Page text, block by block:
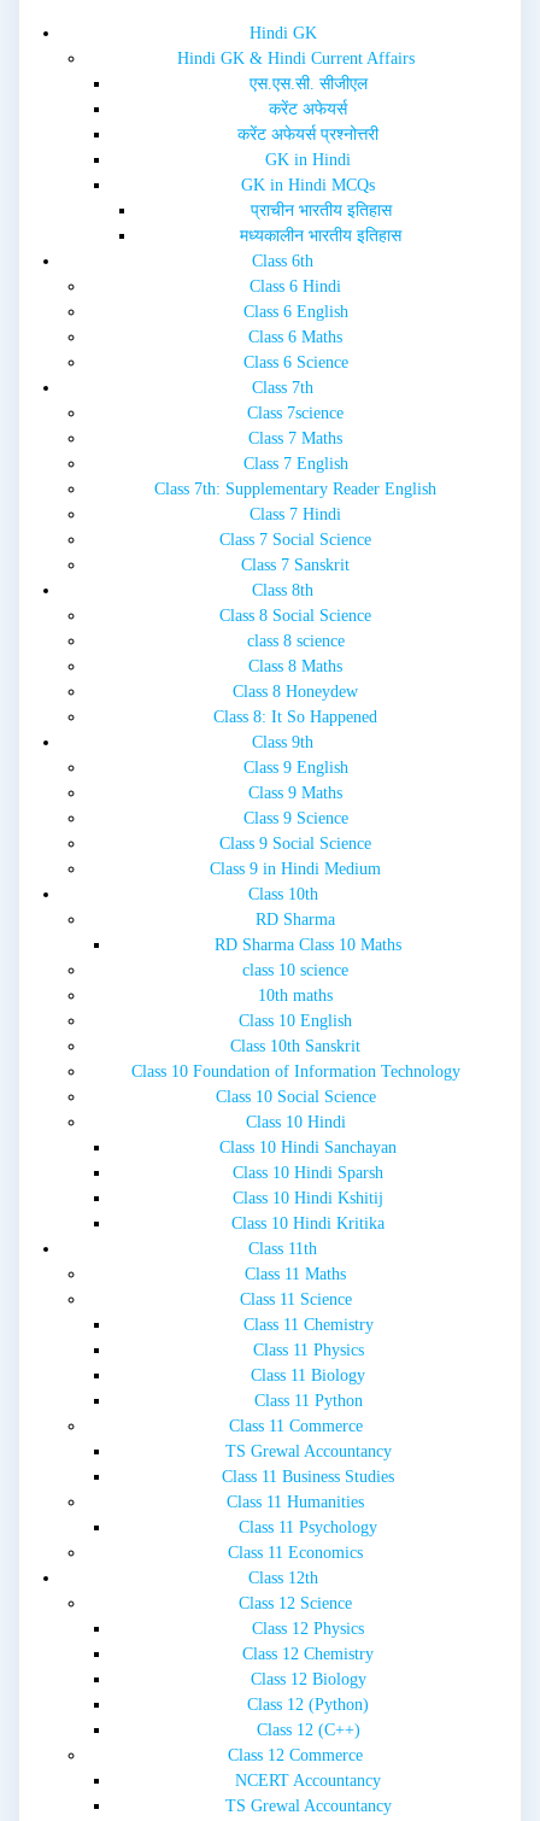
w
Hindi GK
Hindi GK & Hindi Current Affairs
एस.एस.सी. सीजीएल
करेंट अफेयर्स
करेंट अफेयर्स प्रश्नोत्तरी
GK in Hindi
GK in Hindi MCQs
प्राचीन भारतीय इतिहास
मध्यकालीन भारतीय इतिहास
Class 6th
Class 6 Hindi
Class 6 English
Class 6 Maths
Class 6 Science
Class 7th
Class 7science
Class 7 Maths
Class 7 English
Class 7th: Supplementary Reader English
Class 7 Hindi
Class 7 Social Science
Class 7 Sanskrit
Class 8th
Class 8 Social Science
class 8 science
Class 8 Maths
Class 8 Honeydew
Class 8: It So Happened
Class 9th
Class 9 English
Class 9 Maths
Class 9 Science
Class 9 Social Science
Class 9 in Hindi Medium
Class 10th
RD Sharma
RD Sharma Class 10 Maths
class 10 science
10th maths
Class 10 English
Class 10th Sanskrit
Class 10 Foundation of Information Technology
Class 10 Social Science
Class 10 Hindi
Class 10 Hindi Sanchayan
Class 10 Hindi Sparsh
Class 10 Hindi Kshitij
Class 10 Hindi Kritika
Class 11th
Class 11 Maths
Class 11 Science
Class 11 Chemistry
Class 11 Physics
Class 11 Biology
Class 11 Python
Class 11 Commerce
TS Grewal Accountancy
Class 11 Business Studies
Class 11 Humanities
Class 11 Psychology
Class 11 Economics
Class 12th
Class 12 Science
Class 12 Physics
Class 12 Chemistry
Class 12 Biology
Class 12 (Python)
Class 12 (C++)
Class 12 Commerce
NCERT Accountancy
TS Grewal Accountancy